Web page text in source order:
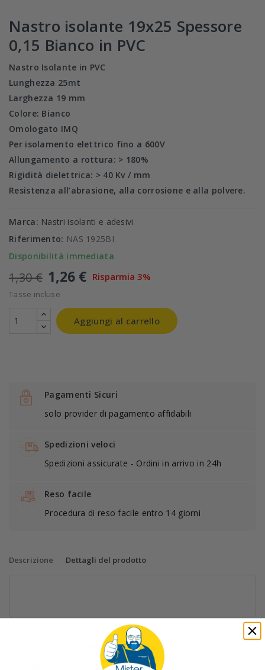
Nastro isolante 19x25 Spessore
0,15 Bianco in PVC
Nastro Isolante in PVC
Lunghezza 25mt
Larghezza 19 mm
Colore: Bianco
Omologato IMQ
Per isolamento elettrico fino a 600V
Allungamento a rottura: > 180%
Rigidità dielettrica: > 40 Kv / mm
Resistenza all’abrasione, alla corrosione e alla polvere.
Marca: Nastri isolanti e adesivi
Riferimento: NAS 1925BI
Disponibilità immediata
1,30 € 1,26 € Risparmia 3%
Tasse incluse
Aggiungi al carrello
Pagamenti Sicuri
solo provider di pagamento affidabili
Spedizioni veloci
Spedizioni assicurate - Ordini in arrivo in 24h
Reso facile
Procedura di reso facile entro 14 giorni
Descrizione Dettagli del prodotto
16 altri prodotti nella stessa